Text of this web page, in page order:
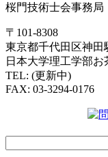
桜門技術士会事務局
〒101-8308
東京都千代田区神田
日本大学理工学部お
TEL: (更新中)
FAX: 03-3294-0176